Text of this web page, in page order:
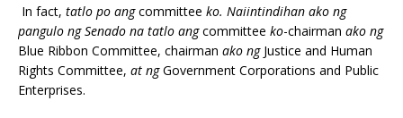
In fact, tatlo po angcommittee ko. Naiintindihan ako ng
pangulo ng Senado na tatlo angcommittee ko-chairman ako ng
Blue Ribbon Committee, chairman ako ng Justice and Human
Rights Committee, at ngGovernment Corporations and Public
Enterprises.